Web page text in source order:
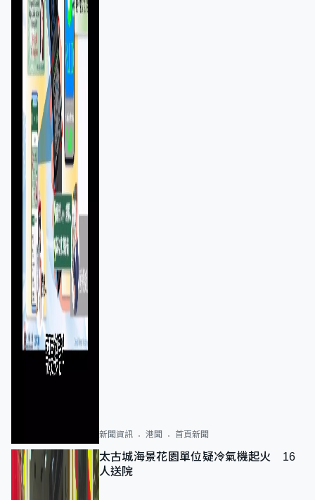
新聞資訊 港聞 首頁新聞
太古城海景花園單位疑冷氣機起火 16
人送院